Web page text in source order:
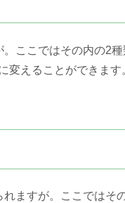
ここではその内の2
変えることができます
すが。ここではそ